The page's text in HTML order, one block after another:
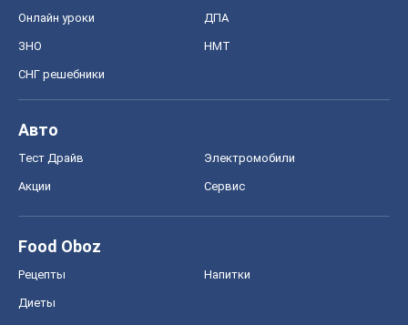
Онлайн уроки ДПА
ЗНО НМТ
СНГ решебники
Авто
Тест Драйв Электромобили
Акции Сервис
Food Oboz
Рецепты Напитки
Диеты